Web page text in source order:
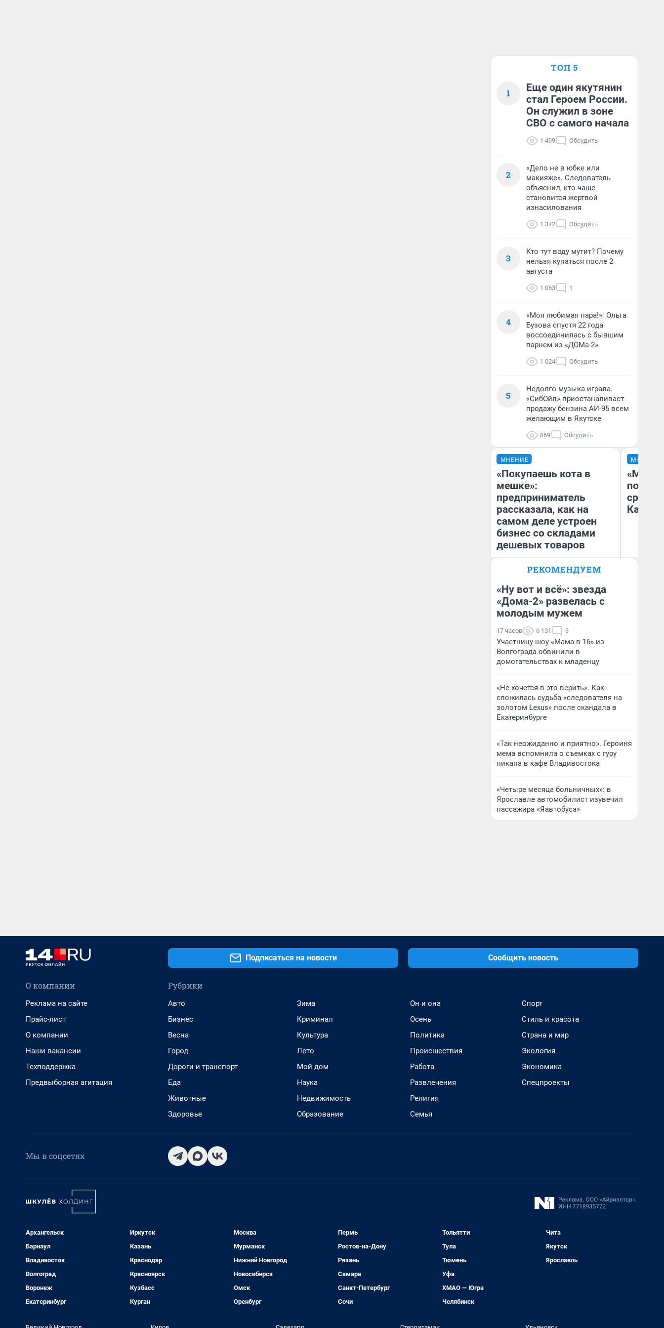
ТОП 5
1
Еще один якутянин
стал Героем России.
Он служил в зоне
СВО с самого начала
1 499 Обсудить
2
«Дело не в юбке или
макияже». Следователь
объяснил, кто чаще
становится жертвой
изнасилования
1 372 Обсудить
3
Кто тут воду мутит? Почему
нельзя купаться после 2
августа
1 063 1
4
«Моя любимая пара!»: Ольга
Бузова спустя 22 года
воссоединилась с бывшим
парнем из «ДОМа-2»
1 024 Обсудить
5
Недолго музыка играла.
«СибОйл» приостаналивает
продажу бензина АИ-95 всем
желающим в Якутске
869 Обсудить
МНЕНИЕ
«Покупаешь кота в
мешке»:
предприниматель
рассказала, как на
самом деле устроен
бизнес со складами
дешевых товаров
Наталья Шорохова
деньги соцразвития
МНЕНИЕ
РЕКОМЕНДУЕМ
«Ну вот и всё»: звезда
«Дома-2» развелась с
молодым мужем
17 часов 6 131 3
Участницу шоу «Мама в 16» из
Волгограда обвинили в
домогательствах к младенцу
«Не хочется в это верить». Как
сложилась судьба «следователя на
золотом Lexus» после скандала в
Екатеринбурге
«Так неожиданно и приятно». Героиня
мема вспомнила о съемках с гуру
пикапа в кафе Владивостока
«Четыре месяца больничных»: в
Ярославле автомобилист изувечил
пассажира «Яавтобуса»
Подписаться на новости Сообщить новость
О компании
Реклама на сайте
Прайс-лист
О компании
Наши вакансии
Техподдержка
Предвыборная агитация
Рубрики
Авто
Бизнес
Весна
Город
Дороги и транспорт
Еда
Животные
Здоровье
Зима
Криминал
Культура
Лето
Мой дом
Наука
Недвижимость
Образование
Он и она
Осень
Политика
Происшествия
Работа
Развлечения
Религия
Семья
Спорт
Стиль и красота
Страна и мир
Экология
Экономика
Спецпроекты
Мы в соцсетях
Архангельск
Барнаул
Владивосток
Волгоград
Воронеж
Екатеринбург
Иркутск
Казань
Краснодар
Красноярск
Кузбасс
Курган
Москва
Мурманск
Нижний Новгород
Новосибирск
Омск
Оренбург
Пермь
Ростов-на-Дону
Рязань
Самара
Санкт-Петербург
Сочи
Тольятти
Тула
Тюмень
Уфа
ХМАО — Югра
Челябинск
Чита
Якутск
Ярославль